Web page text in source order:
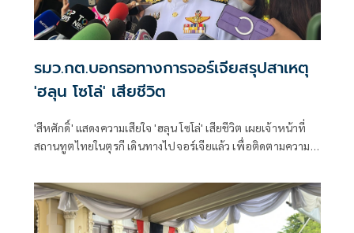
รมว.กต.บอกรอทางการจอร์เจียสรุปสาเหตุ
'ฮลุน โซโล่' เสียชีวิต
'สีหศักดิ์' แสดงความเสียใจ 'ฮลุน โซโล่' เสียชีวิต เผยเจ้าหน้าที่
สถานทูตไทยในตุรกี เดินทางไปจอร์เจียแล้ว เพื่อติดตามความ